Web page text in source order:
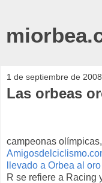
1 de septiembre de 2008
Las orbeas
campeonas
llevado a Orbea al
R se refiere a Racing